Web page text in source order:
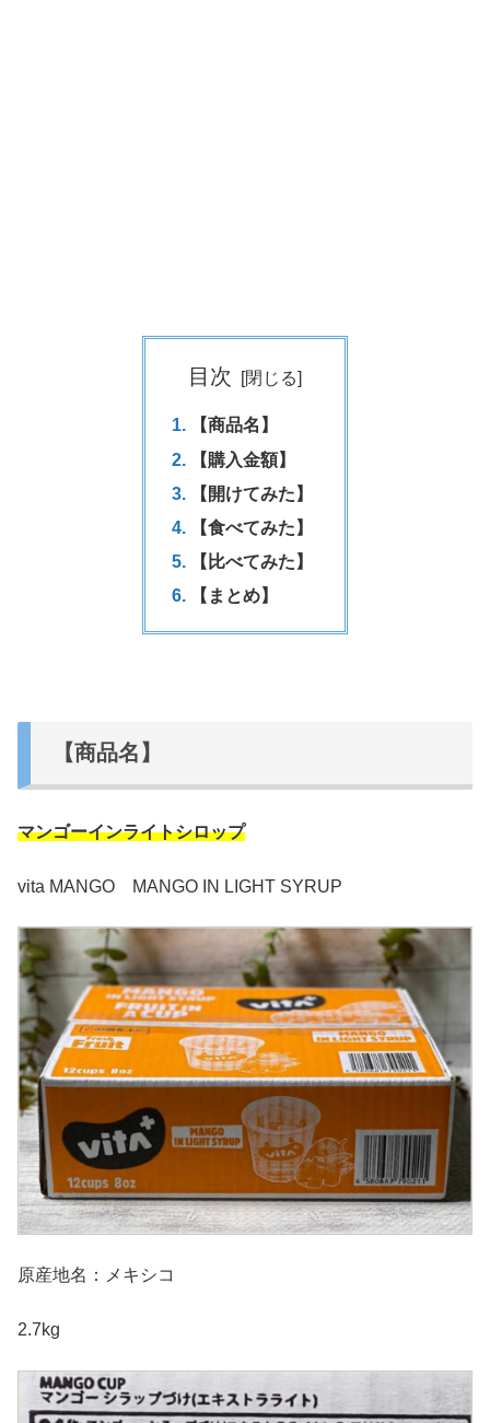
目次
【商品名】
【購入金額】
【開けてみた】
【食べてみた】
【比べてみた】
【まとめ】
【商品名】
マンゴーインライトシロップ
vita MANGO MANGO IN LIGHT SYRUP
原産地名：メキシコ
2.7kg